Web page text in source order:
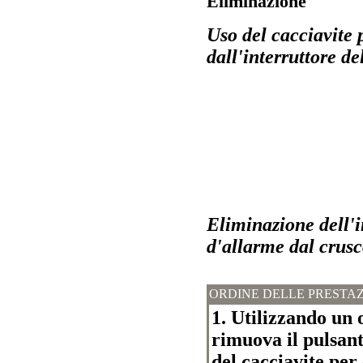
Uso del cacciavite
dall'interruttore
Eliminazione
d'allarme dal
ORDINE DELLE
1. Utilizzando un
rimuova il